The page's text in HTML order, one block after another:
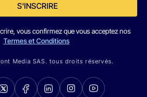
S'INSCRIRE
vous confirmez que vous acceptez nos
Termes et Conditions
Media SAS. tous droits réservés.